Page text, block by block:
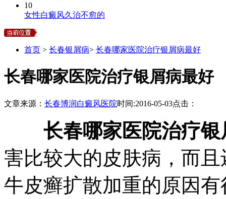
10
女性白癜风久治不愈的
首页 > 长春银屑病> 长春哪家医院治疗银屑病最好
长春哪家医院治疗银屑病最好
文章来源： 长春博润白癜风医院时间:2016-05-03点击：
长春哪家医院治疗
害比较大的皮肤病，而
牛皮癣扩散加重的原因